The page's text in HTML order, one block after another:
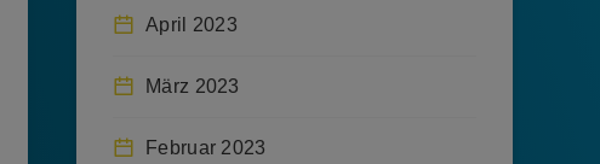
April 2023
März 2023
Februar 2023